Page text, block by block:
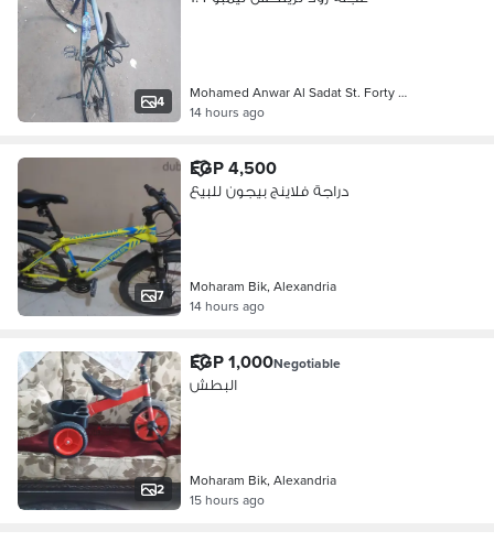
4
Mohamed Anwar Al Sadat St. Forty …
14 hours ago
7
EGP 4,500
دراجة فلاينج بيجون للبيع
Moharam Bik, Alexandria
14 hours ago
2
EGP 1,000Negotiable
البطش
Moharam Bik, Alexandria
15 hours ago